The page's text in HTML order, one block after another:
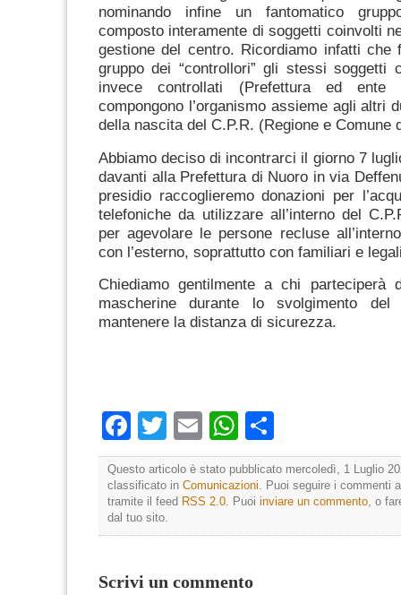
nominando infine un fantomatico
composto interamente di soggetti coinvolti
gestione del centro. Ricordiamo infatti che
gruppo dei “controllori” gli stessi soggetti
invece controllati (Prefettura ed ente
compongono l’organismo assieme agli altri
della nascita del C.P.R. (Regione e Comune
Abbiamo deciso di incontrarci il giorno 7
davanti alla Prefettura di Nuoro in via
presidio raccoglieremo donazioni per
telefoniche da utilizzare all’interno del
per agevolare le persone recluse
con l’esterno, soprattutto con familiari e
Chiediamo gentilmente a chi parteciperà
mascherine durante lo svolgimento
mantenere la distanza di sicurezza.
Facebook
TwitterEmailWhatsApp
Questo articolo è stato pubblicato mercoledì, 1 Luglio
classificato in Comunicazioni . Puoi seguire i commenti
tramite il feed RSS 2.0 . Puoi inviare un commento , o
dal tuo sito.
Scrivi un commento